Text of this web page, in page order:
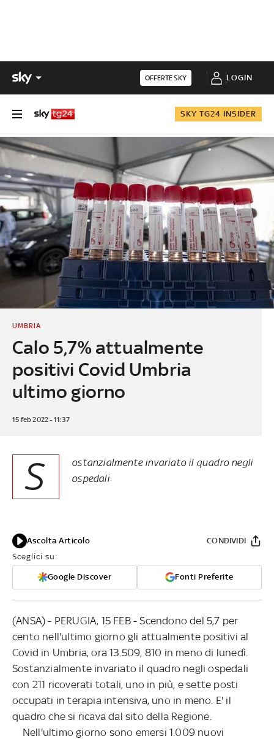
OFFERTE SKY LOGIN
SKY TG24 INSIDER
Calo 5,7% attualmente
positivi Covid Umbria
ultimo giorno
UMBRIA
15 feb 2022 - 11:37
S
ostanzialmente invariato il quadro negli
ospedali
Ascolta Articolo
Sceglici su:
Google Discover Fonti Preferite
CONDIVIDI
(ANSA) - PERUGIA, 15 FEB - Scendono del 5,7 per
cento nell'ultimo giorno gli attualmente positivi al
Covid in Umbria, ora 13.509, 810 in meno di lunedì.
Sostanzialmente invariato il quadro negli ospedali
con 211 ricoverati totali, uno in più, e sette posti
occupati in terapia intensiva, uno in meno. E' il
quadro che si ricava dal sito della Regione.
Nell'ultimo giorno sono emersi 1.009 nuovi